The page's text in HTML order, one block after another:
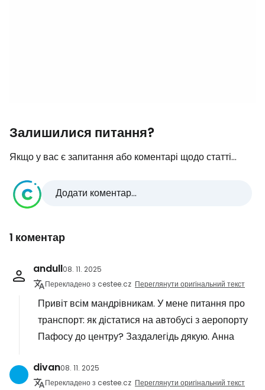
Залишилися питання?
Якщо у вас є запитання або коментарі щодо статті...
Додати коментар...
1 коментар
andull08. 11. 2025
Перекладено з cestee.cz Переглянути оригінальний текст
Привіт всім мандрівникам. У мене питання про
транспорт: як дістатися на автобусі з аеропорту
Пафосу до центру? Заздалегідь дякую. Анна
divan08. 11. 2025
Перекладено з cestee.cz Переглянути оригінальний текст